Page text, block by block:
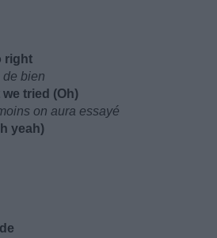
right
de bien
tried (Oh)
on aura essayé
yeah)